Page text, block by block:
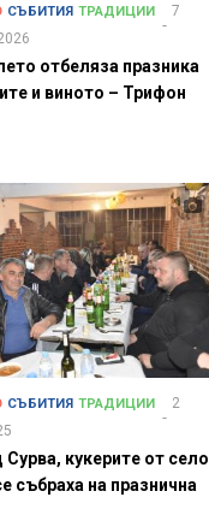
СЪБИТИЯ ТРАДИЦИИ
7
отбеляза празника
и виното – Трифон
СЪБИТИЯ ТРАДИЦИИ
2
кукерите от село
събраха на празнична